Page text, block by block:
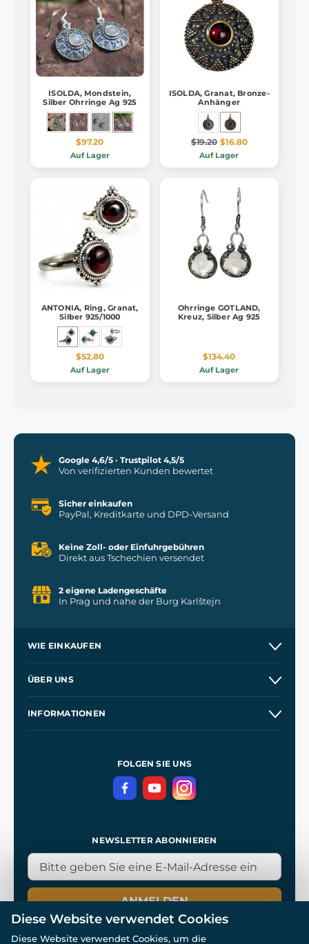
ISOLDA, Mondstein,
Silber Ohrringe Ag 925
$97.20
Auf Lager
ISOLDA, Granat, Bronze-
Anhänger
$19.20 $16.80
Auf Lager
ANTONIA, Ring, Granat,
Silber 925/1000
$52.80
Auf Lager
Ohrringe GOTLAND,
Kreuz, Silber Ag 925
$134.40
Auf Lager
Google 4,6/5 · Trustpilot 4,5/5
Von verifizierten Kunden bewertet
Sicher einkaufen
PayPal, Kreditkarte und DPD-Versand
Keine Zoll- oder Einfuhrgebühren
Direkt aus Tschechien versendet
2 eigene Ladengeschäfte
In Prag und nahe der Burg Karlštejn
WIE EINKAUFEN
Kontakt
ÜBER UNS
INFORMATIONEN
DatenschutzerklärungFOLGEN SIE UNS
NEWSLETTER ABONNIEREN
ANMELDEN
Diese Website verwendet Cookies
Diese Website verwendet Cookies, um die